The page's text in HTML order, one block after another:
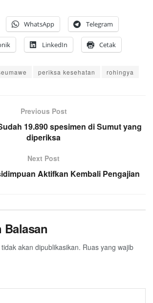
WhatsApp Telegram
LinkedIn Cetak
periksa kesehatan rohingya
Previous Post
19.890 spesimen di Sumut yang
diperiksa
Next Post
Aktifkan Kembali Pengajian
akan dipublikasikan. Ruas yang wajib